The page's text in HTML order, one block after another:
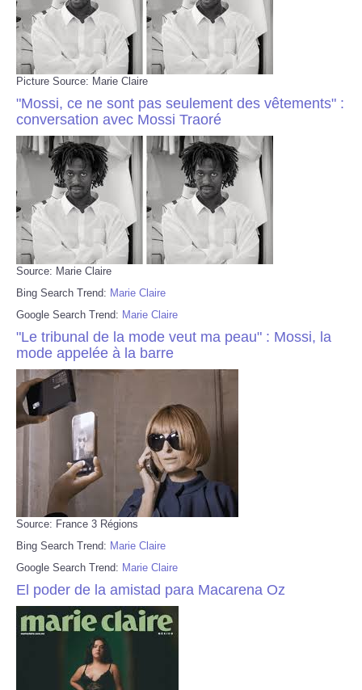
Picture Source: Marie Claire
"Mossi, ce ne sont pas seulement des vêtements" :
conversation avec Mossi Traoré
Source: Marie Claire
Bing Search Trend: Marie Claire
Google Search Trend: Marie Claire
"Le tribunal de la mode veut ma peau" : Mossi, la
mode appelée à la barre
Source: France 3 Régions
Bing Search Trend: Marie Claire
Google Search Trend: Marie Claire
El poder de la amistad para Macarena Oz